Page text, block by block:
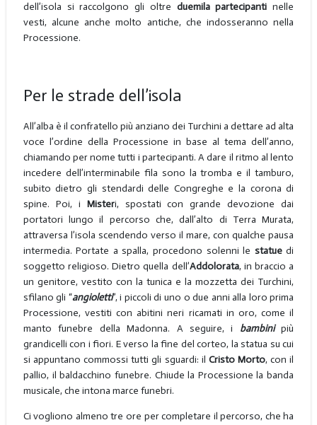
dell’isola si raccolgono gli oltre duemila partecipanti nelle
vesti, alcune anche molto antiche, che indosseranno nella
Processione.
Per le strade dell’isola
All’alba è il confratello più anziano dei Turchini a dettare ad alta
voce l’ordine della Processione in base al tema dell’anno,
chiamando per nome tutti i partecipanti. A dare il ritmo al lento
incedere dell’interminabile fila sono la tromba e il tamburo,
subito dietro gli stendardi delle Congreghe e la corona di
spine. Poi, i Misteri, spostati con grande devozione dai
portatori lungo il percorso che, dall’alto di Terra Murata,
attraversa l’isola scendendo verso il mare, con qualche pausa
intermedia. Portate a spalla, procedono solenni le statuedi
soggetto religioso. Dietro quella dell’Addolorata, in braccio a
un genitore, vestito con la tunica e la mozzetta dei Turchini,
sfilano gli “angioletti”, i piccoli di uno o due anni alla loro prima
Processione, vestiti con abitini neri ricamati in oro, come il
manto funebre della Madonna. A seguire, i bambinipiù
grandicelli con i fiori. E verso la fine del corteo, la statua su cui
si appuntano commossi tutti gli sguardi: il Cristo Morto, con il
pallio, il baldacchino funebre. Chiude la Processione la banda
musicale, che intona marce funebri.
Ci vogliono almeno tre ore per completare il percorso, che ha